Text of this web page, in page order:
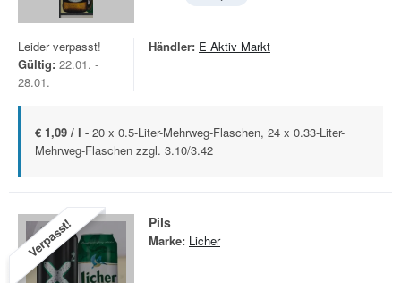
Leider verpasst!
Gültig: 22.01. -
28.01.
Händler: E Aktiv Markt
€ 1,09 / l - 20 x 0.5-Liter-Mehrweg-Flaschen, 24 x 0.33-Liter-
Mehrweg-Flaschen zzgl. 3.10/3.42
Verpasst! Pils
Marke: Licher